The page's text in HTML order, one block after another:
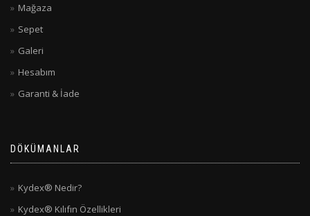
Mağaza
Sepet
Galeri
Hesabım
Garanti & İade
DÖKÜMANLAR
Kydex® Nedir?
Kydex® Kılıfın Özellikleri